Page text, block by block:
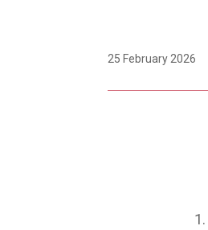
25 February 2026
1.